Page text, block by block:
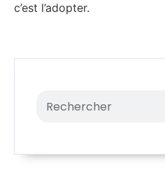
c’est l’adopter.